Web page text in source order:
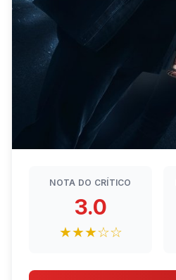
NOTA DO CRÍTICO
3.0
★★★☆☆